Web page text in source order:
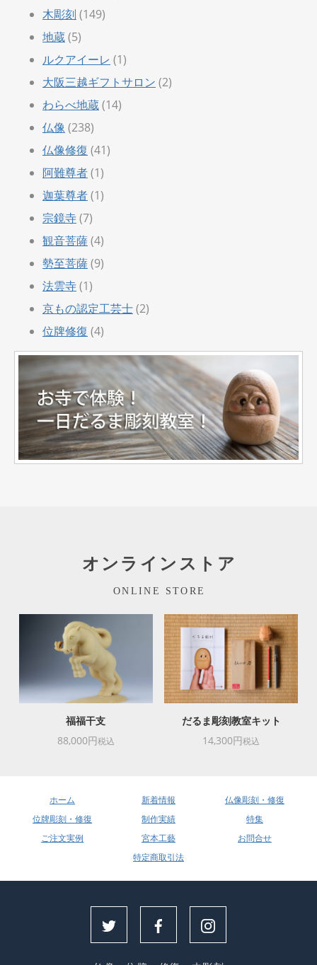
木彫刻 (149)
地蔵(5)
ルクアイーレ (1)
大阪三越ギフトサロン (2)
わらべ地蔵(14)
仏像 (238)
仏像修復 (41)
阿難尊者(1)
迦葉尊者(1)
宗鏡寺(7)
観音菩薩(4)
勢至菩薩(9)
法雲寺(1)
京もの認定工芸士(2)
位牌修復 (4)
オンラインストア
ONLINE STORE
福福干支
88,000円税込
だるま彫刻教室キット
14,300円税込
ホーム 新着情報
仏像彫刻・修復
位牌彫刻・修復
制作実績
特集
ご注文実例
宮本工藝
お問合せ
特定商取引法